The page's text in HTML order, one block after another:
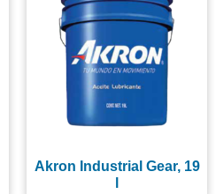
Akron Industrial Gear, 19